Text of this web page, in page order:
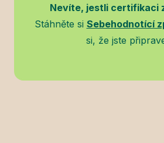
Nevíte, jestli certifikaci
Stáhněte si Sebehodnotící
si, že jste